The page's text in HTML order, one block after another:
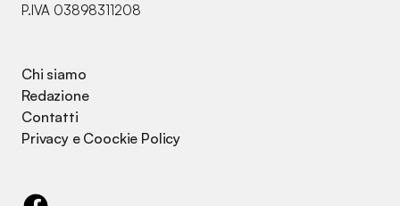
P.IVA 03898311208
Chi siamo
Redazione
Contatti
Privacy e Coockie Policy